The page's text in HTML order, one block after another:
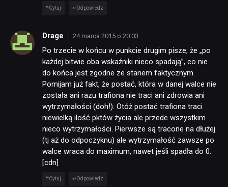
Cytuj Odpowiedz
Drage 24 marca 2015 o 20:03
Po trzecie w końcu w punkcie drugim pisze, że „po
każdej bitwie oba wskaźniki nieco spadają”, co nie
do końca jest zgodne ze stanem faktycznym.
Pomijam już fakt, że postać, która w danej walce nie
została ani razu trafiona nie traci ani zdrowia ani
wytrzymałości (doh!). Otóż postać trafiona traci
niewielką ilość pktów życia ale przede wszystkim
nieco wytrzymałości. Pierwsze są tracone na dłużej
(tj aż do odpoczyknu) ale wytrzymałość zawsze po
walce wraca do maximum, nawet jeśli spadła do 0.
[cdn]
Cytuj Odpowiedz